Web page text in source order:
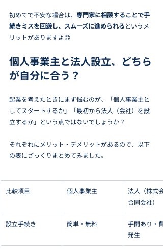
初めてで不安な場合は、 専門家に相談することで手
続きミスを回避し、スムーズに進められるというメ
リットがありますよ😊
個人事業主と法人設立、どちら
が自分に合う？
起業を考えたときにまず悩むのが、「個人事業主と
してスタートするか」「最初から法人（会社）を設
立するか」という点ではないでしょうか？
それぞれにメリット・デメリットがあるので、以下
の表にざっくりまとめてみました。
比較項目 個人事業主
法人（株式会
合同会社）
設立手続き 簡単・無料
手間あり・費
発生